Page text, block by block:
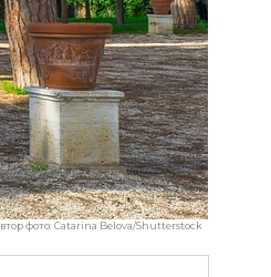
фото:Catarina Belova/Shutterstock